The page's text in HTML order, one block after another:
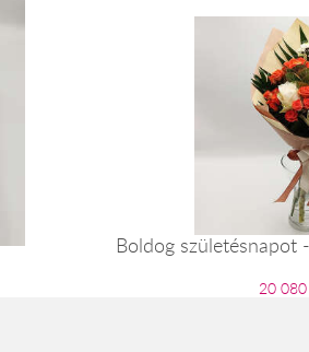
Boldog születésnapot
20